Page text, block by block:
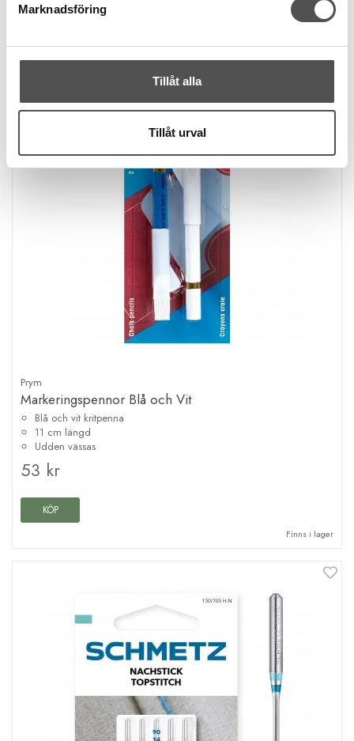
Marknadsföring
Tillåt alla
Tillåt urval
Prym
Markeringspennor Blå och Vit
Blå och vit kritpenna
11 cm längd
Udden vässas
53 kr
KÖP
Finns i lager